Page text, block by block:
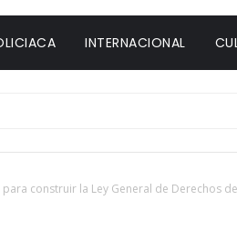
INTERNACIONAL
construir la Ley General de Derechos